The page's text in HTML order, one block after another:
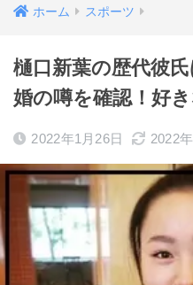
ホーム スポーツ
樋口新葉の歴代彼
婚の噂を確認！好
2022年1月26日 2022